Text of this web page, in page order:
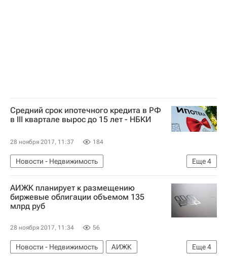
Средний срок ипотечного кредита в РФ
в III квартале вырос до 15 лет - НБКИ
28 ноября 2017, 11:37 184
Еще4
Новости - Недвижимость
Национальное бюро кредитных историй
Ипотека
Банки Россия
АИЖК планирует к размещению
биржевые облигации объемом 135
млрд руб
28 ноября 2017, 11:34 56
Еще4
Новости - Недвижимость
АИЖК